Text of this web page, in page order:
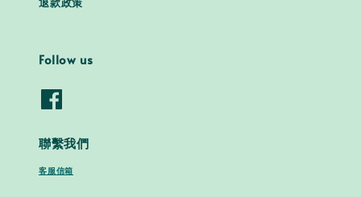
退款政策
Follow us
聯繫我們
客服信箱